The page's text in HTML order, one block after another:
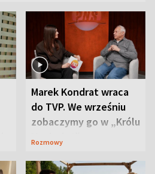
Marek Kondrat wraca
do TVP. We wrześniu
zobaczymy go w „Królu
Maciusiu I”
Rozmowy